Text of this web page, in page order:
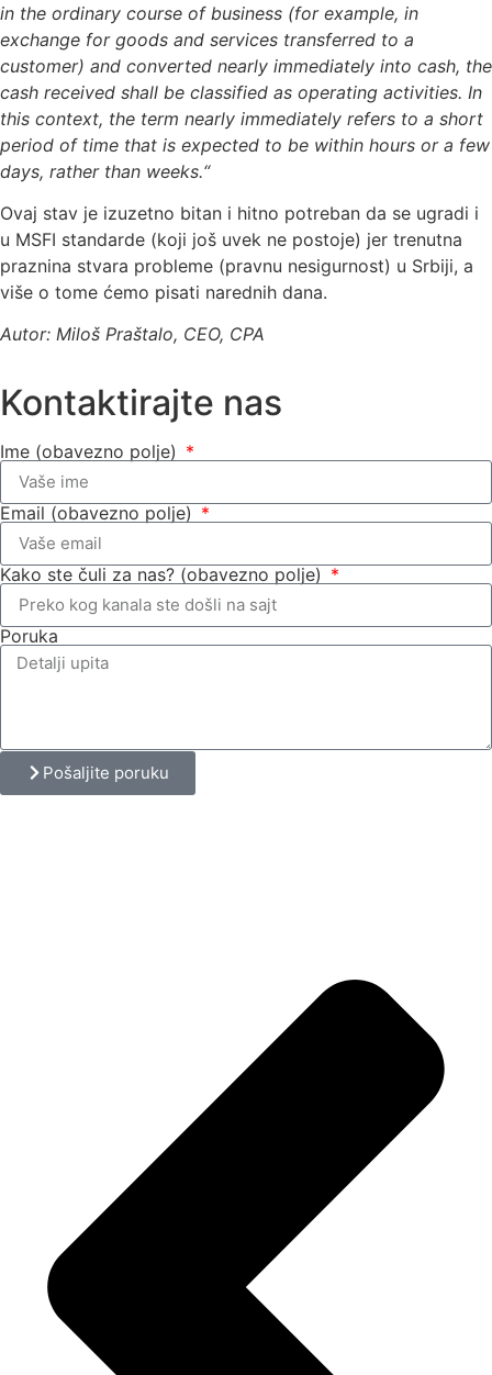
in the ordinary course of business (for example, in
exchange for goods and services transferred to a
customer) and converted nearly immediately into cash, the
cash received shall be classified as operating activities. In
this context, the term nearly immediately refers to a short
period of time that is expected to be within hours or a few
days, rather than weeks.“
Ovaj stav je izuzetno bitan i hitno potreban da se ugradi i
u MSFI standarde (koji još uvek ne postoje) jer trenutna
praznina stvara probleme (pravnu nesigurnost) u Srbiji, a
više o tome ćemo pisati narednih dana.
Autor: Miloš Praštalo, CEO, CPA
Kontaktirajte nas
Ime (obavezno polje)
Email (obavezno polje)
Kako ste čuli za nas? (obavezno polje)
Poruka
Pošaljite poruku